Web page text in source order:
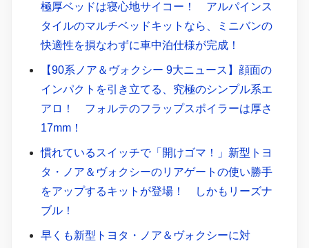
極厚ベッドは寝心地サイコー！ アルパインス
タイルのマルチベッドキットなら、ミニバンの
快適性を損なわずに車中泊仕様が完成！
【90系ノア＆ヴォクシー 9大ニュース】顔面の
インパクトを引き立てる、究極のシンプル系エ
アロ！ フォルテのフラップスポイラーは厚さ
17mm！
慣れているスイッチで「開けゴマ！」新型トヨ
タ・ノア＆ヴォクシーのリアゲートの使い勝手
をアップするキットが登場！ しかもリーズナ
ブル！
早くも新型トヨタ・ノア＆ヴォクシーに対